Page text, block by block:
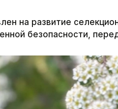
на развитие
безопасности,